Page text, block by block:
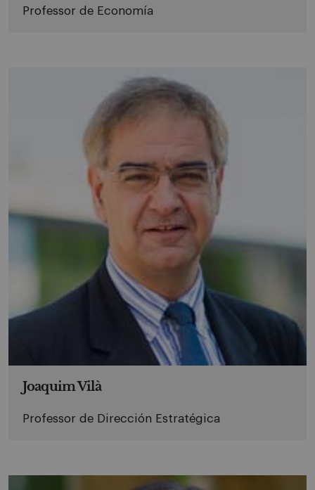
Professor de Economía
Joaquim Vilà
Professor de Dirección Estratégica